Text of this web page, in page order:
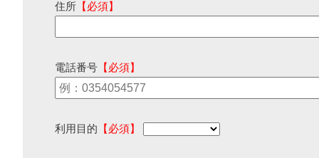
住所 【必須】
電話番号 【必須】
利用目的 【必須】